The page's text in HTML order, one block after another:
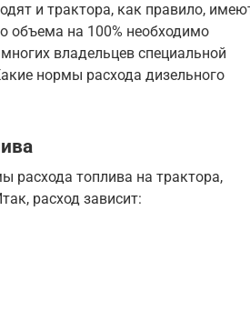
и трактора, как правило,
объема на 100% необходимо
владельцев специальной
нормы расхода дизельного
расхода топлива на трактора,
расход зависит: